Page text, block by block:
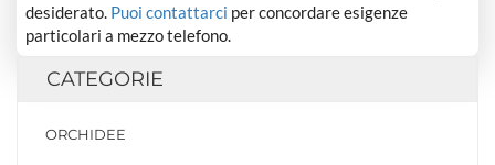
desiderato. Puoi contattarci per concordare esigenze
particolari a mezzo telefono.
CATEGORIE
ORCHIDEE